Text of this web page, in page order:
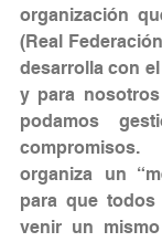
organización
(Real
desarrolla con
y para
podamos
organiza un
para que
venir un